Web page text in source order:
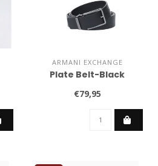
ARMANI EXCHANGE
Plate Belt-Black
€79,95